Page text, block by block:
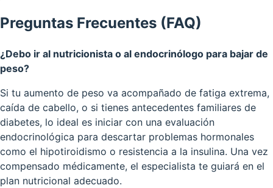
Preguntas Frecuentes (FAQ)
¿Debo ir al nutricionista o al endocrinólogo para bajar de
peso?
Si tu aumento de peso va acompañado de fatiga extrema,
caída de cabello, o si tienes antecedentes familiares de
diabetes, lo ideal es iniciar con una evaluación
endocrinológica para descartar problemas hormonales
como el hipotiroidismo o resistencia a la insulina. Una vez
compensado médicamente, el especialista te guiará en el
plan nutricional adecuado.